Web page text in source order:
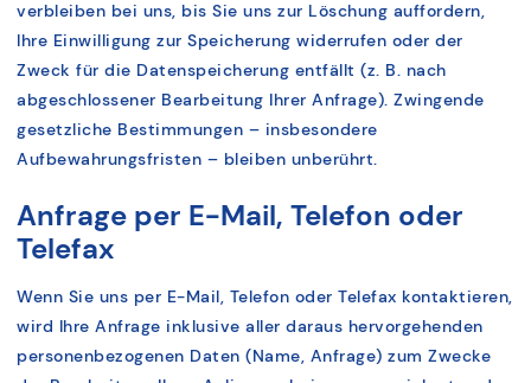
verbleiben bei uns, bis Sie uns zur Löschung auffordern,
Ihre Einwilligung zur Speicherung widerrufen oder der
Zweck für die Datenspeicherung entfällt (z. B. nach
abgeschlossener Bearbeitung Ihrer Anfrage). Zwingende
gesetzliche Bestimmungen – insbesondere
Aufbewahrungsfristen – bleiben unberührt.
Anfrage per E-Mail, Telefon oder
Telefax
Wenn Sie uns per E-Mail, Telefon oder Telefax kontaktieren,
wird Ihre Anfrage inklusive aller daraus hervorgehenden
personenbezogenen Daten (Name, Anfrage) zum Zwecke